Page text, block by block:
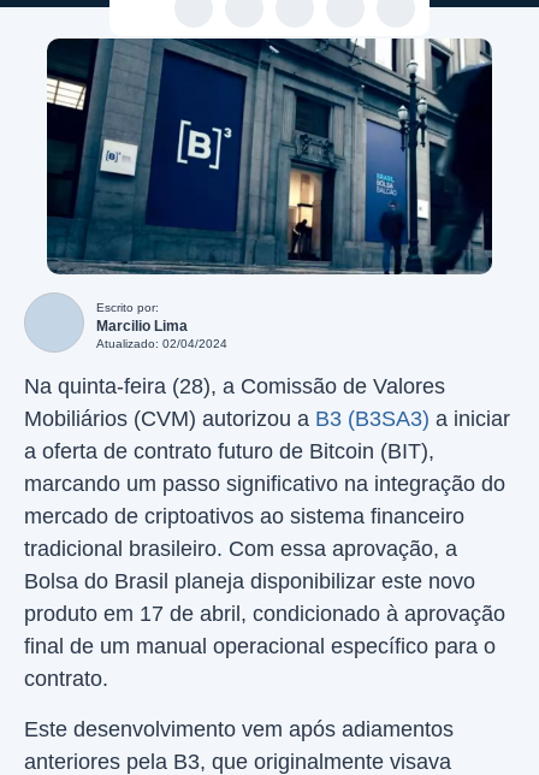
Escrito por:
Marcilio Lima
Atualizado: 02/04/2024
Na quinta-feira (28), a Comissão de Valores
Mobiliários (CVM) autorizou a B3 (B3SA3) a iniciar
a oferta de contrato futuro de Bitcoin (BIT),
marcando um passo significativo na integração do
mercado de criptoativos ao sistema financeiro
tradicional brasileiro. Com essa aprovação, a
Bolsa do Brasil planeja disponibilizar este novo
produto em 17 de abril, condicionado à aprovação
final de um manual operacional específico para o
contrato.
Este desenvolvimento vem após adiamentos
anteriores pela B3, que originalmente visava